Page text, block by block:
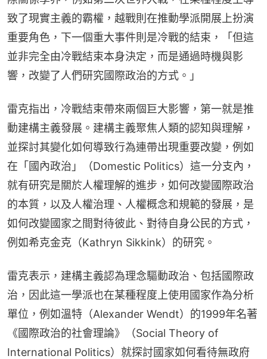
致了現實主義的霸權，越戰則在推動學派開展上扮演
重要角色，下一個重大事件則是冷戰的結束，「但這
並非完全由冷戰結束本身決定，而是通過時機與影
響，改變了人們研究國際政治的方式。」
雷克指出，冷戰結束帶來兩個巨大影響，第一就是推
動建構主義發展。建構主義聚焦人類的認知與理解，
並探討其變化如何導致行為連帶出現重要改變，例如
在「國內政治」（Domestic Politics）這一分支內，
就有研究是關於人權理解的進步，如何改變國際政治
的本質，以及人權治理、人權概念和規範的發展，是
如何改變國家之間對待彼此、對待自身公民的方式，
例如希克金克（Kathryn Sikkink）的研究。
雷克表示，建構主義認為理念驅動政治、包括國際政
治，因此這一學派也在某種程度上使用國家作為分析
單位，例如溫特（Alexander Wendt）的1999年名著
《國際政治的社會理論》（Social Theory of
International Politics）就探討國家如何看待無政府